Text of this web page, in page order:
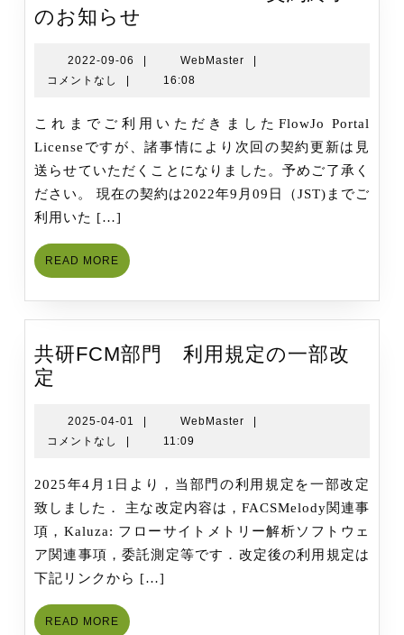
のお知らせ
License
終
了
の
お
2022-09-06
2022-
WebMaster WebMaster
コメントなし
16:08
これまでご利用いただきましたFlowJo Portal
Licenseですが、諸事情により次回の契約更新は見
送らせていただくことになりました。予めご了承く
ださい。 現在の契約は2022年9月09日（JST)までご
利用いた […]
READ MORE READ
MORE
共研FCM部門 利用規定の一部改
定
FCM
部
利
用
規
定
の
一
2025-04-01
2025-
| WebMaster WebMaster
|
コメントなし
| 11:09
2025年4月1日より，当部門の利用規定を一部改定
致しました． 主な改定内容は，FACSMelody関連事
項，Kaluza: フローサイトメトリー解析ソフトウェ
ア関連事項，委託測定等です．改定後の利用規定は
下記リンクから […]
READ MORE READ